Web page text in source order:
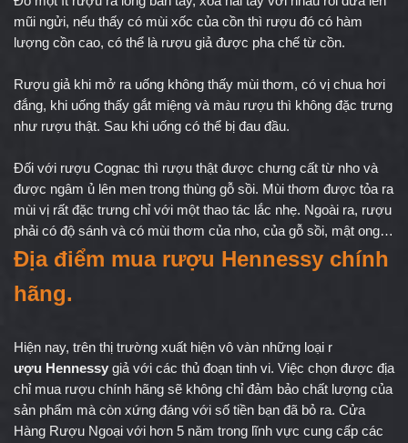
mũi ngửi, nếu thấy có mùi xốc của cồn thì rượu đó có hàm
lượng cồn cao, có thể là rượu giả được pha chế từ cồn.
Rượu giả khi mở ra uống không thấy mùi thơm, có vị chua hơi
đắng, khi uống thấy gắt miệng và màu rượu thì không đặc trưng
như rượu thật. Sau khi uống có thể bị đau đầu.
Đối với rượu Cognac thì rượu thật được chưng cất từ nho và
được ngâm ủ lên men trong thùng gỗ sồi. Mùi thơm được tỏa ra
mùi vị rất đặc trưng chỉ với một thao tác lắc nhẹ. Ngoài ra, rượu
phải có độ sánh và có mùi thơm của nho, của gỗ sồi, mật ong…
Địa điểm mua rượu Hennessy chính
hãng.
Hiện nay, trên thị trường xuất hiện vô vàn những loại r
ượu Hennessy giả với các thủ đoạn tinh vi. Việc chọn được địa
chỉ mua rượu chính hãng sẽ không chỉ đảm bảo chất lượng của
sản phẩm mà còn xứng đáng với số tiền bạn đã bỏ ra. Cửa
Hàng Rượu Ngoại với hơn 5 năm trong lĩnh vực cung cấp các